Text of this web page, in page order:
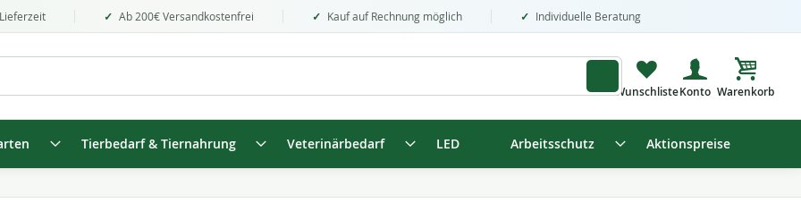
Ab 200€ Versandkostenfrei Kauf auf Rechnung möglich Individuelle Beratung
Mein
Tierbedarf & Tiernahrung Veterinärbedarf LED Arbeitsschutz Aktionspreise